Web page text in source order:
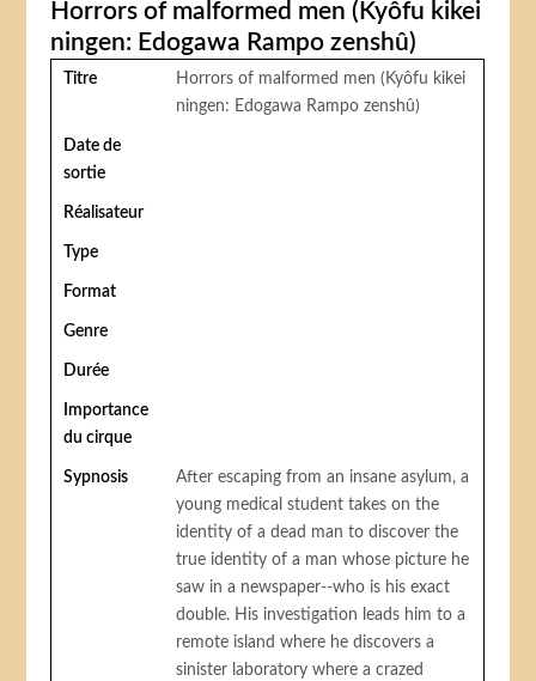
Horrors of malformed men (Kyôfu kikei
ningen: Edogawa Rampo zenshû)
Titre
Horrors of malformed men (Kyôfu kikei
ningen: Edogawa Rampo zenshû)
Date de
sortie
Réalisateur
Type
Format
Genre
Durée
Importance
du cirque
Sypnosis
After escaping from an insane asylum, a
young medical student takes on the
identity of a dead man to discover the
true identity of a man whose picture he
saw in a newspaper--who is his exact
double. His investigation leads him to a
remote island where he discovers a
sinister laboratory where a crazed